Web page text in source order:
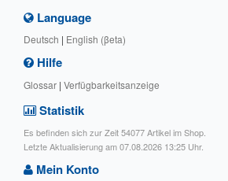
Language
Deutsch | English (βeta)
Hilfe
Glossar | Verfügbarkeitsanzeige
Statistik
Es befinden sich zur Zeit 54077 Artikel im Shop.
Letzte Aktualisierung am 07.08.2026 13:25 Uhr.
Mein Konto